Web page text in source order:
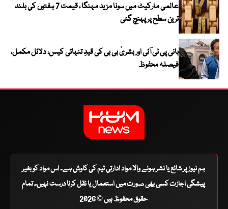
عالمی مارکیٹ میں سونا مزید مہنگا ، قیمت 7 ہفتوں کی بلند
ترین سطح پر پہنچ گئی
بانی پی ٹی آئی اور بشریٰ بی بی کی قیدِ تنہائی کیس، دلائل مکمل،
فیصلہ محفوظ
ہم نیوز پر شائع یا نشر ہونے والا مواد ادارتی ٹیم کی کاوش ہے۔ اس مواد کو بغیر
پیشگی اجازت کسی بھی صورت میں استعمال یا نقل کرنا درست نہیں۔ تمام
حقوق محفوظ ہیں © 2026